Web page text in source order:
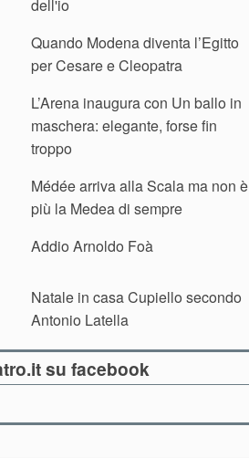
dell'io
Quando Modena diventa l’Egitto
per Cesare e Cleopatra
L’Arena inaugura con Un ballo in
maschera: elegante, forse fin
troppo
Médée arriva alla Scala ma non è
più la Medea di sempre
Addio Arnoldo Foà
Natale in casa Cupiello secondo
Antonio Latella
su facebook